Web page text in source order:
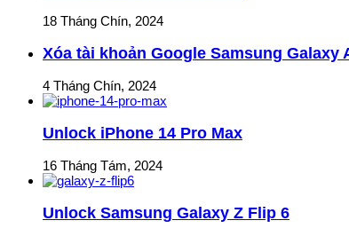
18 Tháng Chín, 2024
Xóa tài khoản Google Samsung Galaxy
4 Tháng Chín, 2024
Unlock iPhone 14 Pro Max
16 Tháng Tám, 2024
Unlock Samsung Galaxy Z Flip 6